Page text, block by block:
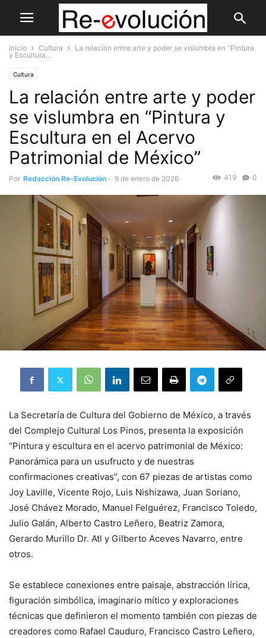
Inicio Cultura
La relación entre arte y poder se vislumbra en “Pintura
y Escultura...
Cultura
La relación entre arte y poder
se vislumbra en “Pintura y
Escultura en el Acervo
Patrimonial de México”
Por Redacción Re-Evolución - 9 de enero de 2026 0
419
La Secretaría de Cultura del Gobierno de México, a través
del Complejo Cultural Los Pinos, presenta la exposición
“Pintura y escultura en el acervo patrimonial de México:
Panorámica para un usufructo y de nuestras
confirmaciones creativas”, con 67 piezas de artistas como
Joy Laville, Vicente Rojo, Luis Nishizawa, Juan Soriano,
José Chávez Morado, Manuel Felguérez, Francisco Toledo,
Julio Galán, Alberto Castro Leñero, Beatriz Zamora,
Gerardo Murillo Dr. Atl y Gilberto Aceves Navarro, entre
otros.
Se establece conexiones entre paisaje, abstracción lírica,
figuración simbólica, imaginario mítico y exploraciones
técnicas que definieron el momento también con piezas de
creadores como Rafael Cauduro, Francisco Castro Leñero,